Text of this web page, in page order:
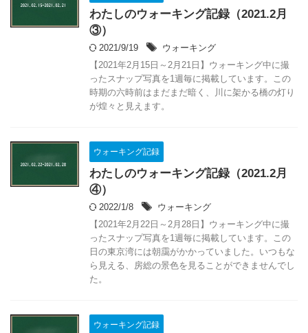
わたしのウォーキング記録（2021.2月
③）
2021/9/19
ウォーキング
【2021年2月15日～2月21日】ウォーキング中に撮
ったスナップ写真を1週毎に掲載しています。この
時期の六時前はまだまだ暗く、川に架かる橋の灯り
が煌々と見えます。
ウォーキング記録
わたしのウォーキング記録（2021.2月
④）
2022/1/8
ウォーキング
【2021年2月22日～2月28日】ウォーキング中に撮
ったスナップ写真を1週毎に掲載しています。この
日の東京湾には朝靄がかかっていました。いつもな
ら見える、房総の景色を見ることができませんでし
た。
ウォーキング記録